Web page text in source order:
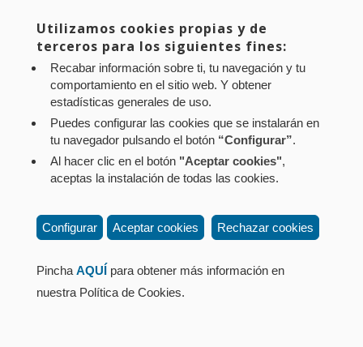
Pamplona (Navarra) Tel.: 848 42 08 72
corporacion@cpen.es
Utilizamos cookies propias y de
terceros para los siguientes fines:
Recabar información sobre ti, tu navegación y tu
comportamiento en el sitio web. Y obtener
estadísticas generales de uso.
Puedes configurar las cookies que se instalarán en
tu navegador pulsando el botón “Configurar”.
Al hacer clic en el botón "Aceptar cookies",
aceptas la instalación de todas las cookies.
Configurar Aceptar cookies Rechazar cookies
Pincha AQUÍ para obtener más información en
nuestra Política de Cookies.